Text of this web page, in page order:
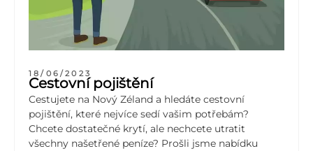
18/06/2023
Cestovní pojištění
Cestujete na Nový Zéland a hledáte cestovní
pojištění, které nejvíce sedí vašim potřebám?
Chcete dostatečné krytí, ale nechcete utratit
všechny našetřené peníze? Prošli jsme nabídku